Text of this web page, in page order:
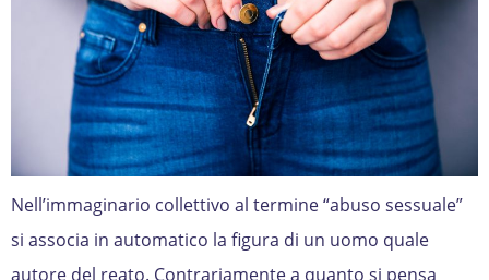
Nell’immaginario collettivo al termine “abuso sessuale”
si associa in automatico la figura di un uomo quale
autore del reato. Contrariamente a quanto si pensa